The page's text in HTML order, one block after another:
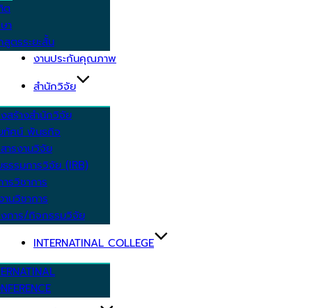
ต
า
ตรระยะสั้น
งานประกันคุณภาพ
สำนักวิจัย
สร้างสำนักวิจัย
ทัศน์ พันธกิจ
ารงานวิจัย
รรมการวิจัย (IRB)
รวิชาการ
นวิชาการ
งการ/กิจกรรมวิจัย
INTERNATINAL COLLEGE